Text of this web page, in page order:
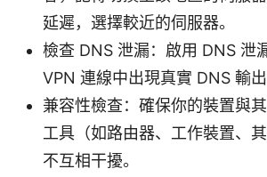
延遲，選擇較近的伺服器。
檢查 DNS 泄漏：啟用 DNS 泄
VPN 連線中出現真實 DNS 輸出
兼容性檢查：確保你的裝置與
工具（如路由器、工作裝置、其
不互相干擾。